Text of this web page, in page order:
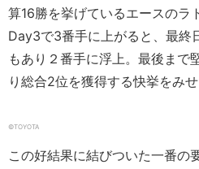
算16勝を挙げているエースのラ
Day3で3番手に上がると、最終
もあり２番手に浮上。最後まで
り総合2位を獲得する快挙をみせ
©︎TOYOTA
この好結果に結びついた一番の